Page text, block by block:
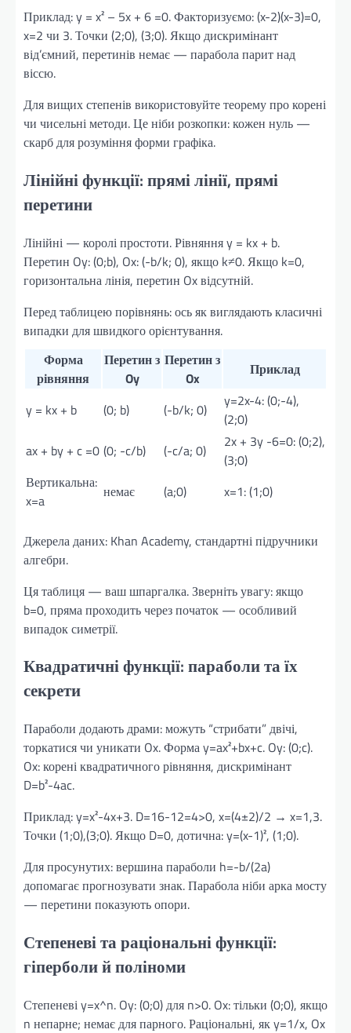
Приклад: y = x² – 5x + 6 =0. Факторизуємо: (x-2)(x-3)=0,
x=2 чи 3. Точки (2;0), (3;0). Якщо дискримінант
від’ємний, перетинів немає — парабола парит над
віссю.
Для вищих степенів використовуйте теорему про корені
чи чисельні методи. Це ніби розкопки: кожен нуль —
скарб для розуміння форми графіка.
Лінійні функції: прямі лінії, прямі
перетини
Лінійні — королі простоти. Рівняння y = kx + b.
Перетин Oy: (0;b), Ox: (-b/k; 0), якщо k≠0. Якщо k=0,
горизонтальна лінія, перетин Ox відсутній.
Перед таблицею порівнянь: ось як виглядають класичні
випадки для швидкого орієнтування.
Форма
рівняння
Перетин з
Oy
Перетин з
Ox
Приклад
y = kx + b (0; b) (-b/k; 0)
y=2x-4: (0;-4),
(2;0)
ax + by + c =0 (0; -c/b) (-c/a; 0)
2x + 3y -6=0: (0;2),
(3;0)
Вертикальна:
x=a
немає (a;0) x=1: (1;0)
Джерела даних: Khan Academy, стандартні підручники
алгебри.
Ця таблиця — ваш шпаргалка. Зверніть увагу: якщо
b=0, пряма проходить через початок — особливий
випадок симетрії.
Квадратичні функції: параболи та їх
секрети
Параболи додають драми: можуть “стрибати” двічі,
торкатися чи уникати Ox. Форма y=ax²+bx+c. Oy: (0;c).
Ox: корені квадратичного рівняння, дискримінант
D=b²-4ac.
Приклад: y=x²-4x+3. D=16-12=4>0, x=(4±2)/2 → x=1,3.
Точки (1;0),(3;0). Якщо D=0, дотична: y=(x-1)², (1;0).
Для просунутих: вершина параболи h=-b/(2a)
допомагає прогнозувати знак. Парабола ніби арка мосту
— перетини показують опори.
Степеневі та раціональні функції:
гіперболи й поліноми
Степеневі y=x^n. Oy: (0;0) для n>0. Ox: тільки (0;0), якщо
n непарне; немає для парного. Раціональні, як y=1/x, Ox